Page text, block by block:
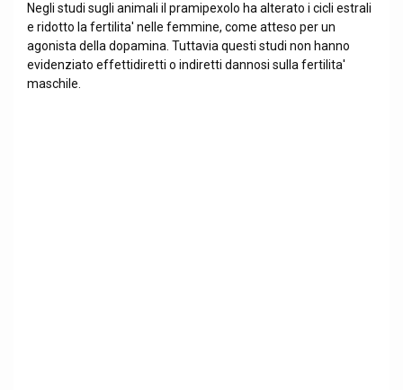
Negli studi sugli animali il pramipexolo ha alterato i cicli estrali
e ridotto la fertilita' nelle femmine, come atteso per un
agonista della dopamina. Tuttavia questi studi non hanno
evidenziato effettidiretti o indiretti dannosi sulla fertilita'
maschile.